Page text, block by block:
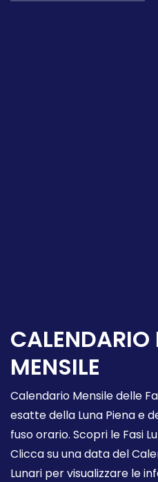
CALENDARIO
MENSILE
Calendario Mensile delle
esatte della Luna Piena e
fuso orario. Scopri le Fasi
Clicca su una data del
Lunari per visualizzare le